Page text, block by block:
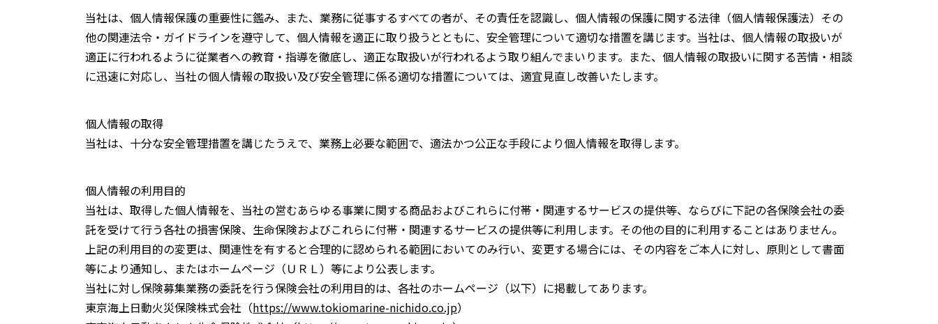
当社は、個人情報保護の重要性に鑑み、また、業務に従事するすべての者が、その責任を認識し、個人情報の保護に関する法律（個人情報保護法）その
他の関連法令・ガイドラインを遵守して、個人情報を適正に取り扱うとともに、安全管理について適切な措置を講じます。当社は、個人情報の取扱いが
適正に行われるように従業者への教育・指導を徹底し、適正な取扱いが行われるよう取り組んでまいります。また、個人情報の取扱いに関する苦情・相談
に迅速に対応し、当社の個人情報の取扱い及び安全管理に係る適切な措置については、適宜見直し改善いたします。
個人情報の取得
当社は、十分な安全管理措置を講じたうえで、業務上必要な範囲で、適法かつ公正な手段により個人情報を取得します。
個人情報の利用目的
当社は、取得した個人情報を、当社の営むあらゆる事業に関する商品およびこれらに付帯・関連するサービスの提供等、ならびに下記の各保険会社の委
託を受けて行う各社の損害保険、生命保険およびこれらに付帯・関連するサービスの提供等に利用します。その他の目的に利用することはありません。
上記の利用目的の変更は、関連性を有すると合理的に認められる範囲においてのみ行い、変更する場合には、その内容をご本人に対し、原則として書面
等により通知し、またはホームページ（ＵＲＬ）等により公表します。
当社に対し保険募集業務の委託を行う保険会社の利用目的は、各社のホームページ（以下）に掲載してあります。
東京海上日動火災保険株式会社（https://www.tokiomarine-nichido.co.jp）